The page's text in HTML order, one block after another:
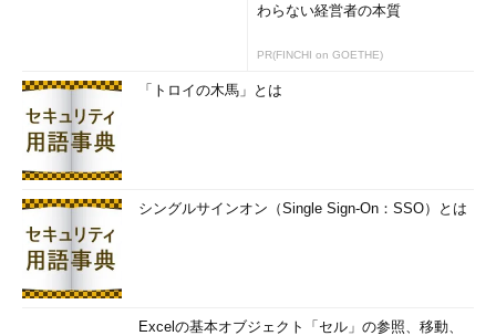
わらない経営者の本質
PR(FINCHI on GOETHE)
「トロイの木馬」とは
シングルサインオン（Single Sign-On：SSO）とは
Excelの基本オブジェクト「セル」の参照、移動、